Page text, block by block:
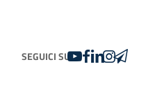
SEGUICI SUYOUTUBE
FACEBOOK
LINKEDIN
INSTAGRAM